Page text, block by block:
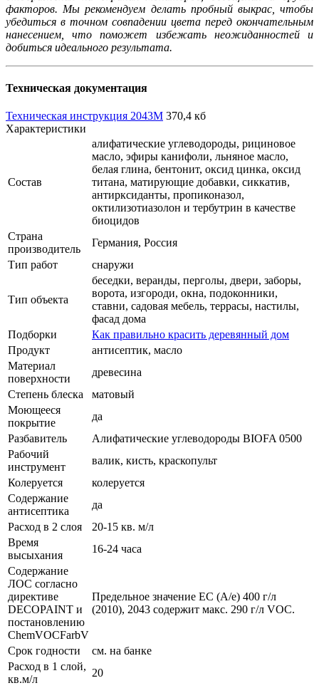
факторов. Мы рекомендуем делать пробный выкрас, чтобы
убедиться в точном совпадении цвета перед окончательным
нанесением, что поможет избежать неожиданностей и
добиться идеального результата.
Техническая документация
Техническая инструкция 2043M 370,4 кб
Характеристики
Состав
алифатические углеводороды, рициновое
масло, эфиры канифоли, льняное масло,
белая глина, бентонит, оксид цинка, оксид
титана, матирующие добавки, сиккатив,
антирксиданты, пропиконазол,
октилизотиазолон и тербутрин в качестве
биоцидов
Страна
производитель
Германия, Россия
Тип работ
снаружи
Тип объекта
беседки, веранды, перголы, двери, заборы,
ворота, изгороди, окна, подоконники,
ставни, садовая мебель, террасы, настилы,
фасад дома
Подборки
Как правильно красить деревянный дом
Продукт
антисептик, масло
Материал
поверхности
древесина
Степень блеска
матовый
Моющееся
покрытие
да
Разбавитель
Алифатические углеводороды BIOFA 0500
Рабочий
инструмент
валик, кисть, краскопульт
Колеруется
колеруется
Содержание
антисептика
да
Расход в 2 слоя
20-15 кв. м/л
Время
высыхания
16-24 часа
Содержание
ЛОС согласно
директиве
DECOPAINT и
постановлению
ChemVOCFarbV
Предельное значение ЕС (A/e) 400 г/л
(2010), 2043 содержит макс. 290 г/л VOC.
Срок годности
см. на банке
Расход в 1 слой,
кв.м/л
20